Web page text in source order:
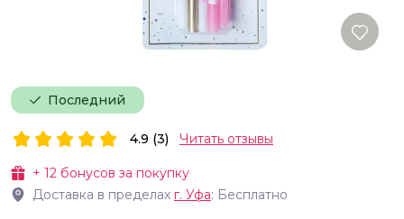
Последний
+ 12 бонусов за покупку
Доставка в пределах г. Уфа: Бесплатно
4.9 (3) Читать отзывы